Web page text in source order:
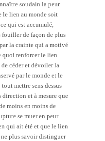
soudain la peur
le lien au monde soit
qui est accumulé,
de façon de plus
la crainte qui a motivé
quoi renforcer le lien
céder et dévoiler la
par le monde et le
mettre sens dessus
direction et à mesure que
moins en moins de
se muer en peur
qui ait été et que le lien
ne plus savoir distinguer